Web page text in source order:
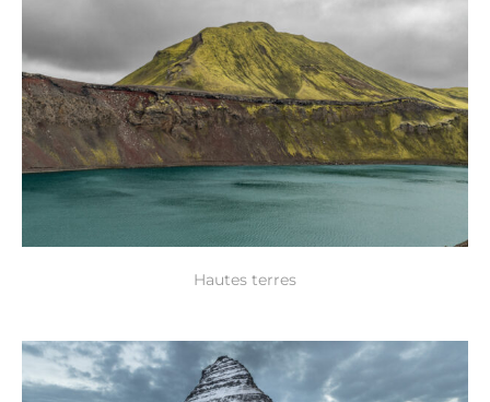
Hautes terres